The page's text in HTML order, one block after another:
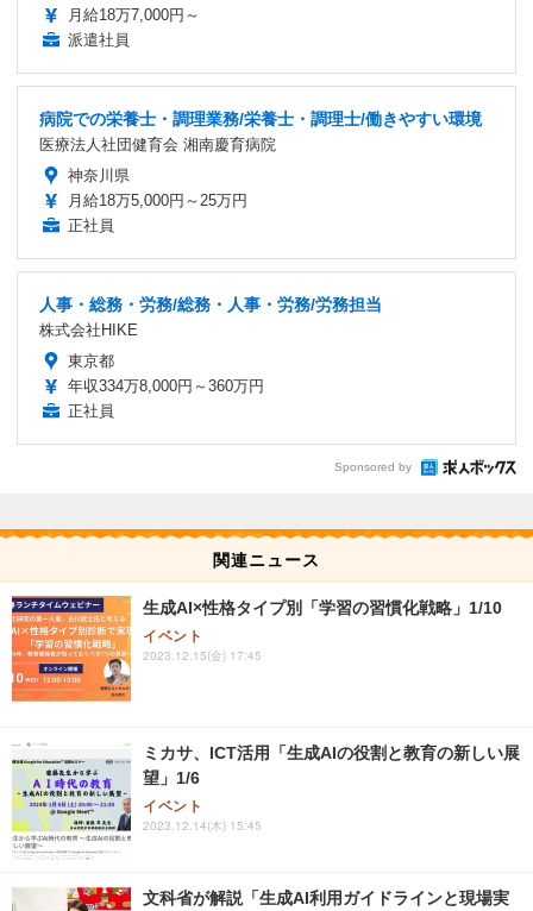
月給18万7,000円～
派遣社員
病院での栄養士・調理業務/栄養士・調理士/働きやすい環境
医療法人社団健育会 湘南慶育病院
神奈川県
月給18万5,000円～25万円
正社員
人事・総務・労務/総務・人事・労務/労務担当
株式会社HIKE
東京都
年収334万8,000円～360万円
正社員
Sponsored by
関連ニュース
生成AI×性格タイプ別「学習の習慣化戦略」1/10
イベント
2023.12.15(金) 17:45
ミカサ、ICT活用「生成AIの役割と教育の新しい展
望」1/6
イベント
2023.12.14(木) 15:45
文科省が解説「生成AI利用ガイドラインと現場実